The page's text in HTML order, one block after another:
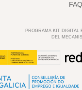
PROGRAMA KIT DIGITAL
DEL